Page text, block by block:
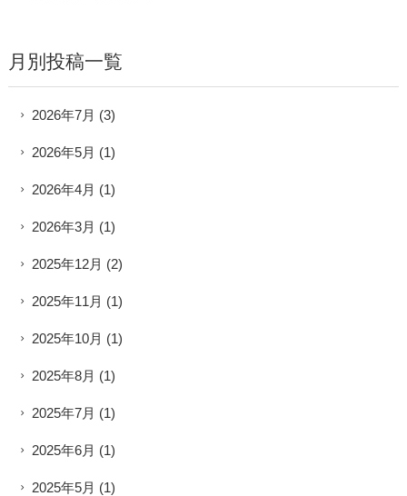
月別投稿一覧
2026年7月 (3)
2026年5月 (1)
2026年4月 (1)
2026年3月 (1)
2025年12月 (2)
2025年11月 (1)
2025年10月 (1)
2025年8月 (1)
2025年7月 (1)
2025年6月 (1)
2025年5月 (1)